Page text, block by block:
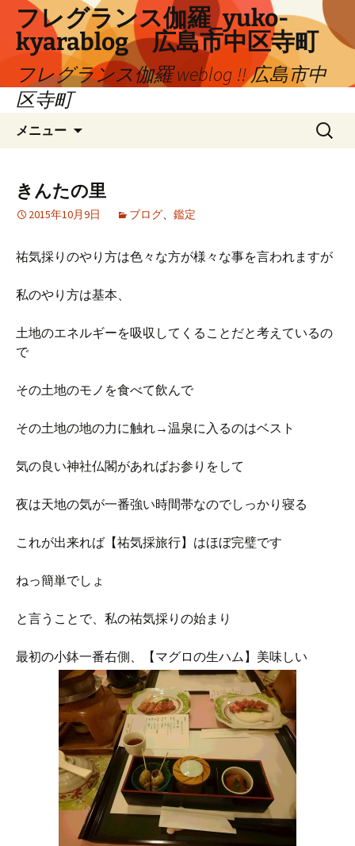
ツ
フレグランス伽羅_yuko-
kyarablog 広島市中区寺町
フレグランス伽羅 weblog !! 広島市中
区寺町
メニュー
検
索:
きんたの里
2015年10月9日 ブログ、 鑑定
祐気採りのやり方は色々な方が様々な事を言われますが
私のやり方は基本、
土地のエネルギーを吸収してくることだと考えているの
で
その土地のモノを食べて飲んで
その土地の地の力に触れ→温泉に入るのはベスト
気の良い神社仏閣があればお参りをして
夜は天地の気が一番強い時間帯なのでしっかり寝る
これが出来れば【祐気採旅行】はほぼ完璧です
ねっ簡単でしょ
と言うことで、私の祐気採りの始まり
最初の小鉢一番右側、【マグロの生ハム】美味しい